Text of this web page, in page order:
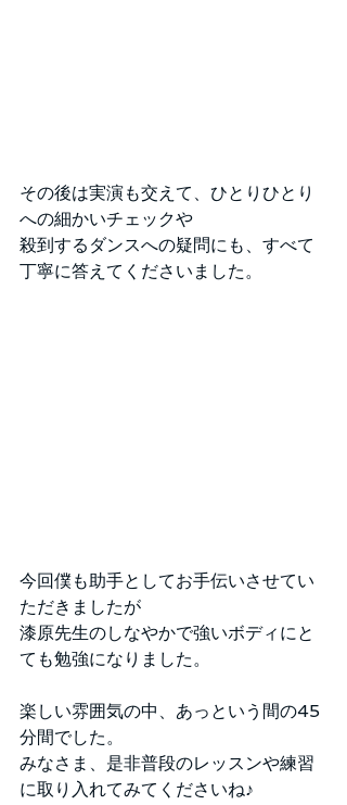
その後は実演も交えて、ひとりひとり
への細かいチェックや
殺到するダンスへの疑問にも、すべて
丁寧に答えてくださいました。
今回僕も助手としてお手伝いさせてい
ただきましたが
漆原先生のしなやかで強いボディにと
ても勉強になりました。
楽しい雰囲気の中、あっという間の45
分間でした。
みなさま、是非普段のレッスンや練習
に取り入れてみてくださいね♪